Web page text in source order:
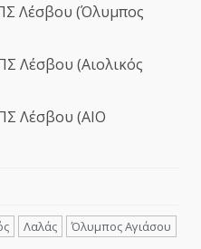
Λέσβου (Όλυμπος
Λέσβου (Αιολικός
Λέσβου (ΑΙΟ
Λαλάς Όλυμπος Αγιάσου